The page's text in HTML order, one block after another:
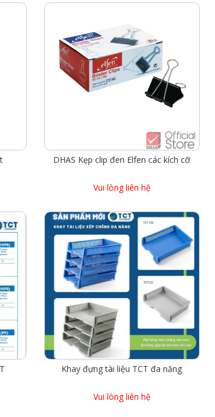
DHAS Kẹp clip đen Elfen các kích cỡ
Vui lòng liên hệ
Khay đựng tài liệu TCT đa năng
Vui lòng liên hệ